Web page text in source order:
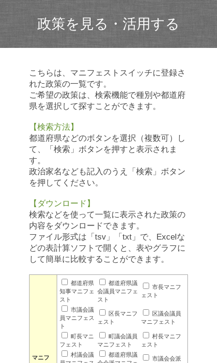
政策を見る・活用する
こちらは、マニフェストスイッチに登録さ
れた政策の一覧です。
ご希望の政策は、検索機能で種別や都道府
県を選択して探すことができます。
【検索方法】
都道府県などのボタンを選択（複数可）し
て、「検索」ボタンを押すと表示されま
す。
政治家名なども記入のうえ「検索」ボタン
を押してください。
【ダウンロード】
検索などを使って一覧に表示された政策の
内容をダウンロードできます。
ファイル形式は「tsv」「txt」で、Excelな
どの表計算ソフトで開くと、表やグラフに
して簡単に比較することができます。
マニフ
都道府県
知事マニフェ
スト
都道府県議
会議員マニフェ
スト
市長マニフ
ェスト
市議会議
員マニフェス
ト
区長マニフ
ェスト
区議会議員
マニフェスト
町長マニ
フェスト
町議会議員
マニフェスト
村長マニフ
ェスト
村議会議
都道府県議
市議会会派